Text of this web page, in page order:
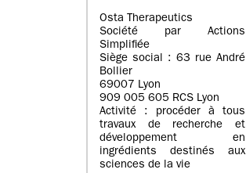
Osta Therapeutics
Société par Actions
Simplifiée
Siège social : 63 rue André
Bollier
69007 Lyon
909 005 605 RCS Lyon
Activité : procéder à tous
travaux de recherche et
développement en
ingrédients destinés aux
sciences de la vie